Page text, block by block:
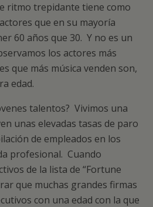
ritmo trepidante tiene como
que en su mayoría
60 años que 30. Y no es un
los actores más
que más música venden son,
edad.
talentos? Vivimos una
unas elevadas tasas de paro
de empleados en los
profesional. Cuando
de la lista de “Fortune
que muchas grandes firmas
con una edad con la que